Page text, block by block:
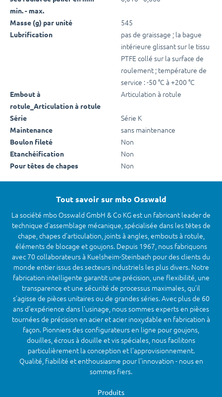
min. - max.
Masse (g) par unité 545
Lubrification
pas de graissage ; la bague
intérieure glissant sur le tissu
PTFE collé sur la surface de
roulement ; température de
service : -50 °C à +200 °C
Embout à
rotule_Articulation à rotule
Articulation à rotule
Série Série K
Maintenance sans maintenance
Boulon fileté Non
Etanchéification Non
Pour têtes de chapes Non
Tout savoir sur mbo Osswald
La société mbo Osswald GmbH & Co KG est un fabricant leader de
technique d'assemblage mécanique, spécialisée dans les têtes de
chape, chapes d’articulation, joints à angles, embouts à rotule,
éléments de blocage et goujons. Depuis 1967, nous fabriquons
avec 70 collaborateurs à Kuelsheim-Steinbach pour des clients du
monde entier issus des secteurs industriels les plus divers. Notre
fabrication intelligente garantit une précision, une flexibilité, une
transparence et une sécurité de processus maximales, qu’il
s’agisse de pièces unitaires ou de grandes séries. Avec plus de 60
ans d’expérience dans l’usinage, nous sommes experts en pièces
tournées de précision en acier et acier inoxydable en fabrication à
façon. Pionniers des configurateurs en ligne pour goujons,
douilles, écrous à douille et vis spéciales, nous facilitons
particulièrement la conception et l’approvisionnement.
Qualité, fiabilité et enthousiasme pour l’innovation - nous en
sommes fiers.
Produits